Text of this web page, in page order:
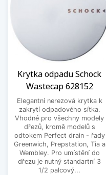
Krytka odpadu Schock
Wastecap 628152
Elegantní nerezová krytka k
zakrytí odpadového sítka.
Vhodné pro všechny modely
dřezů, kromě modelů s
odtokem Perfect drain - řady
Greenwich, Prepstation, Tia a
Wembley. Pro umístění do
dřezu je nutný standartní 3
1/2 palcový...